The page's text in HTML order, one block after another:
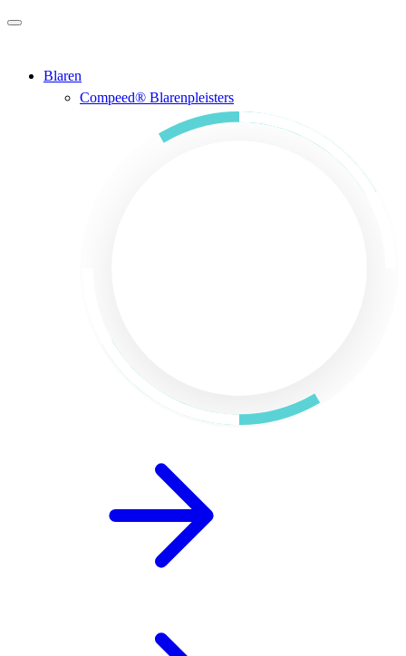
Ga naar de hoofdinhoud
Blaren
Compeed® Blarenpleisters